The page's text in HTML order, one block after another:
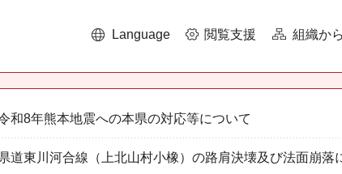
Language 閲覧支援 組織か
和8年熊本地震への本県の対応等について
道東川河合線（上北山村小橡）の路肩決壊及び法面崩落